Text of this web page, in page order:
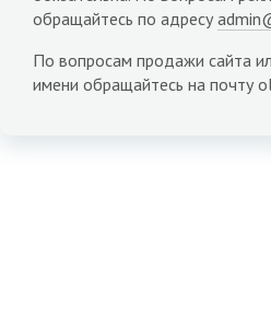
обращайтесь по адресу
По вопросам продажи сайта
имени обращайтесь на почту